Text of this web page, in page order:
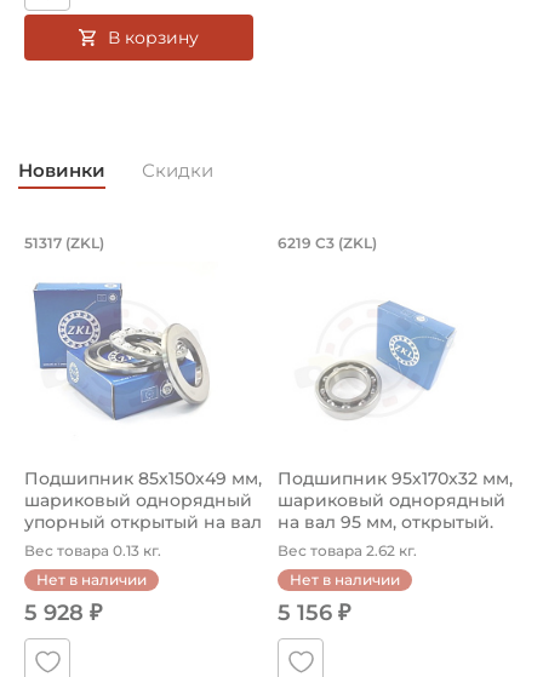
В корзину
Новинки Скидки
Подшипник 85х150х49 мм,
51317 (ZKL)
Подшипник 85х150х49 мм,
шариковый однорядный
упорный открытый на вал
85...
Вес товара 0.13 кг.
Нет в наличии
5 928 ₽
Подшипник
6219 C3 (ZKL)
Подшипник 95х170х32 мм,
шариковый однорядный
на вал 95 мм, открытый.
Ар...
Вес товара 2.62 кг.
Нет в наличии
5 156 ₽